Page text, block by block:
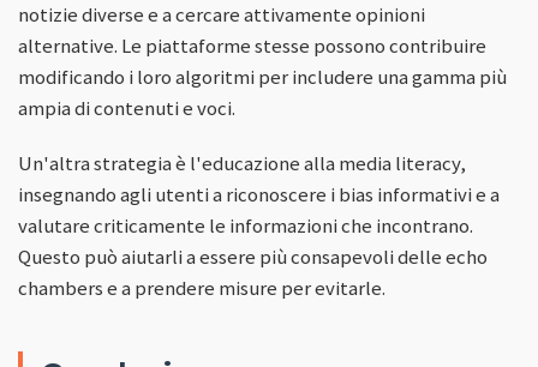
notizie diverse e a cercare attivamente opinioni
alternative. Le piattaforme stesse possono contribuire
modificando i loro algoritmi per includere una gamma più
ampia di contenuti e voci.
Un'altra strategia è l'educazione alla media literacy,
insegnando agli utenti a riconoscere i bias informativi e a
valutare criticamente le informazioni che incontrano.
Questo può aiutarli a essere più consapevoli delle echo
chambers e a prendere misure per evitarle.